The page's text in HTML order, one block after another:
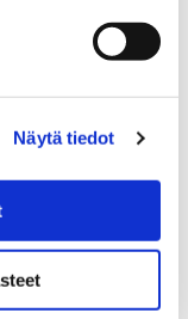
Näytä tiedot